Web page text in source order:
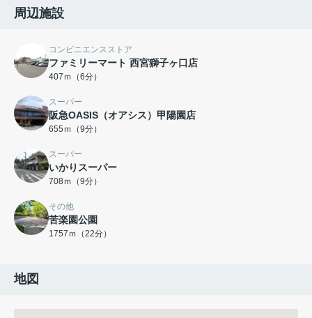
周辺施設
コンビニエンスストア
ファミリーマート 西宮獅子ヶ口店
407ｍ（6分）
スーパー
阪急OASIS（オアシス）甲陽園店
655ｍ（9分）
スーパー
いかりスーパー
708ｍ（9分）
その他
苦楽園公園
1757ｍ（22分）
地図